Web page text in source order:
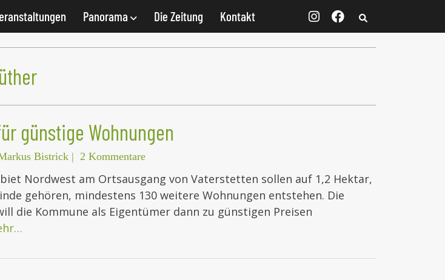
Panorama Die Zeitung Kontakt
günstige Wohnungen
Bistrick | 2 Kommentare
Nordwest am Ortsausgang von Vaterstetten sollen auf 1,2 Hektar,
gehören, mindestens 130 weitere Wohnungen entstehen. Die
die Kommune als Eigentümer dann zu günstigen Preisen